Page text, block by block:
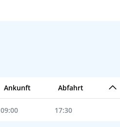
Ankunft Abfahrt
09:00 17:30